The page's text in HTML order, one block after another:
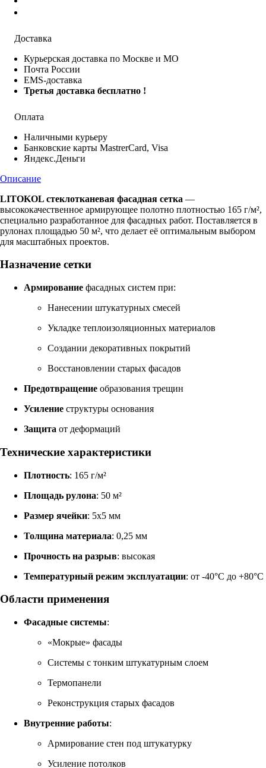
Доставка
Курьерская доставка по Москве и МО
Почта России
EMS-доставка
Третья доставка бесплатно !
Оплата
Наличными курьеру
Банковские карты MastrerCard, Visa
Яндекс.Деньги
Описание
LITOKOL стеклотканевая фасадная сетка —
высококачественное армирующее полотно плотностью 165 г/м²,
специально разработанное для фасадных работ. Поставляется в
рулонах площадью 50 м², что делает её оптимальным выбором
для масштабных проектов.
Назначение сетки
Армирование фасадных систем при:
Нанесении штукатурных смесей
Укладке теплоизоляционных материалов
Создании декоративных покрытий
Восстановлении старых фасадов
Предотвращение образования трещин
Усиление структуры основания
Защита от деформаций
Технические характеристики
Плотность: 165 г/м²
Площадь рулона: 50 м²
Размер ячейки: 5х5 мм
Толщина материала: 0,25 мм
Прочность на разрыв: высокая
Температурный режим эксплуатации: от -40°C до +80°C
Области применения
Фасадные системы:
«Мокрые» фасады
Системы с тонким штукатурным слоем
Термопанели
Реконструкция старых фасадов
Внутренние работы:
Армирование стен под штукатурку
Усиление потолков